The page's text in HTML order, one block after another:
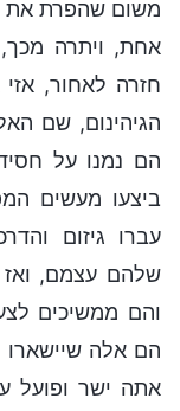
משום שהפרת את
אחת, ויתרה
חזרה לאחור,
הגיהינום, שם
הם נמנו על
ביצעו מעשים
עברו גיזום
שלהם עצמם,
והם ממשיכים
הם אלה
אתה ישר ופועל